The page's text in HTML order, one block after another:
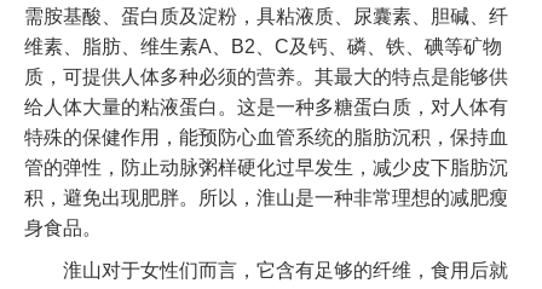
需胺基酸、蛋白质及淀粉，具粘液质、尿囊素、胆碱、纤
维素、脂肪、维生素A、B2、C及钙、磷、铁、碘等矿物
质，可提供人体多种必须的营养。其最大的特点是能够供
给人体大量的粘液蛋白。这是一种多糖蛋白质，对人体有
特殊的保健作用，能预防心血管系统的脂肪沉积，保持血
管的弹性，防止动脉粥样硬化过早发生，减少皮下脂肪沉
积，避免出现肥胖。所以，淮山是一种非常理想的减肥瘦
身食品。
淮山对于女性们而言，它含有足够的纤维，食用后就